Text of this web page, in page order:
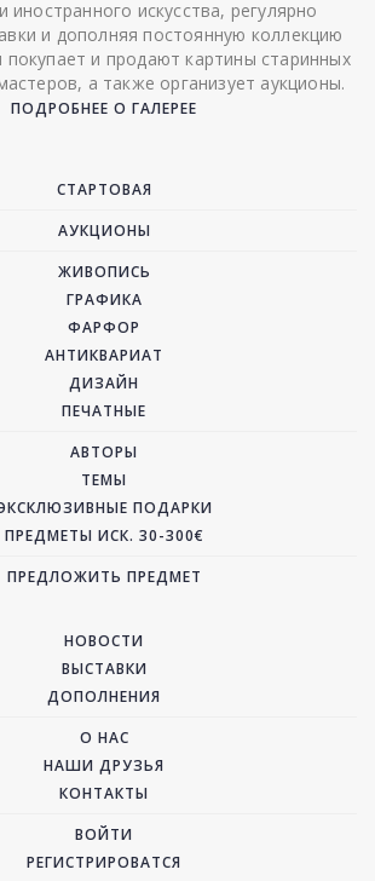
иностранного искусства, регулярно
и дополняя постоянную коллекцию
покупает и продают картины старинных
а также организует аукционы.
ПОДРОБНЕЕ О ГАЛЕРЕЕ
СТАРТОВАЯ
АУКЦИОНЫ
ЖИВОПИСЬ
ГРАФИКА
ФАРФОР
АНТИКВАРИАТ
ДИЗАЙН
ПЕЧАТНЫЕ
АВТОРЫ
ТЕМЫ
ПОДАРКИ
ПРЕДМЕТЫ ИСК. 30-300€
ПРЕДЛОЖИТЬ ПРЕДМЕТ
НОВОСТИ
ВЫСТАВКИ
ДОПОЛНЕНИЯ
О НАС
НАШИ ДРУЗЬЯ
КОНТАКТЫ
ВОЙТИ
РЕГИСТРИРОВАТСЯ